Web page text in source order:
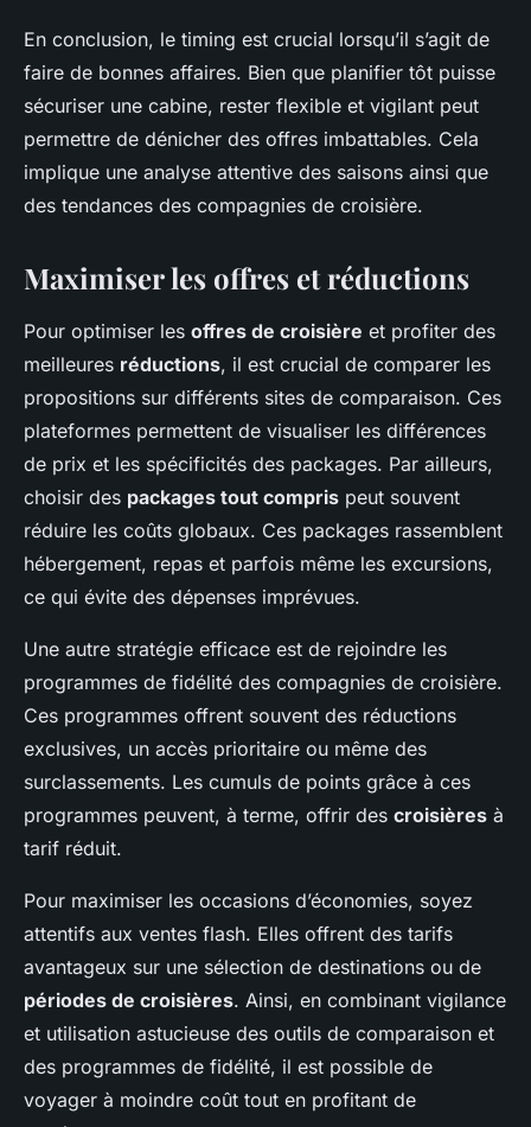
En conclusion, le timing est crucial lorsqu’il s’agit de
faire de bonnes affaires. Bien que planifier tôt puisse
sécuriser une cabine, rester flexible et vigilant peut
permettre de dénicher des offres imbattables. Cela
implique une analyse attentive des saisons ainsi que
des tendances des compagnies de croisière.
Maximiser les offres et réductions
Pour optimiser les offres de croisière et profiter des
meilleures réductions, il est crucial de comparer les
propositions sur différents sites de comparaison. Ces
plateformes permettent de visualiser les différences
de prix et les spécificités des packages. Par ailleurs,
choisir des packages tout compris peut souvent
réduire les coûts globaux. Ces packages rassemblent
hébergement, repas et parfois même les excursions,
ce qui évite des dépenses imprévues.
Une autre stratégie efficace est de rejoindre les
programmes de fidélité des compagnies de croisière.
Ces programmes offrent souvent des réductions
exclusives, un accès prioritaire ou même des
surclassements. Les cumuls de points grâce à ces
programmes peuvent, à terme, offrir des croisières à
tarif réduit.
Pour maximiser les occasions d’économies, soyez
attentifs aux ventes flash. Elles offrent des tarifs
avantageux sur une sélection de destinations ou de
périodes de croisières. Ainsi, en combinant vigilance
et utilisation astucieuse des outils de comparaison et
des programmes de fidélité, il est possible de
voyager à moindre coût tout en profitant de